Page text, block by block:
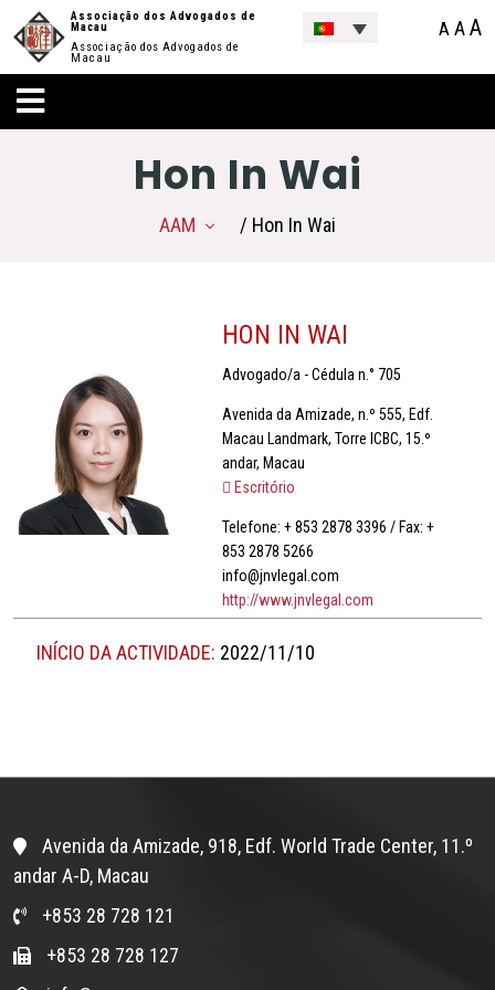
Associação dos Advogados de
Macau
Associação dos Advogados de
Macau
A AA
Hon In Wai
AAM / Hon In Wai
HON IN WAI
Advogado/a - Cédula n.° 705
Avenida da Amizade, n.º 555, Edf.
Macau Landmark, Torre ICBC, 15.º
andar, Macau
Escritório
Telefone: + 853 2878 3396 / Fax: +
853 2878 5266
info@jnvlegal.com
http://www.jnvlegal.com
INÍCIO DA ACTIVIDADE: 2022/11/10
Avenida da Amizade, 918, Edf. World Trade Center, 11.º
andar A-D, Macau
+853 28 728 121
+853 28 728 127